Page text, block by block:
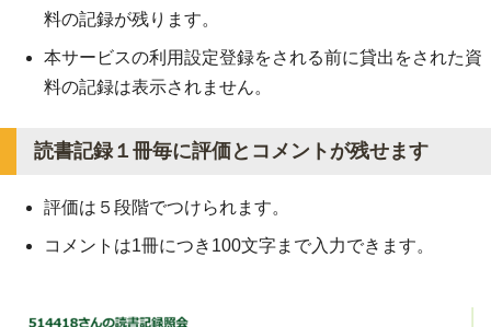
料の記録が残ります。
本サービスの利用設定登録をされる前に貸出をされた資
料の記録は表示されません。
読書記録１冊毎に評価とコメントが残せます
評価は５段階でつけられます。
コメントは1冊につき100文字まで入力できます。